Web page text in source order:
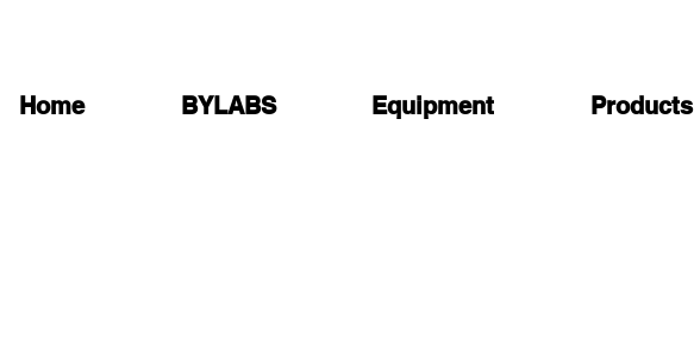
Home BYLABS Equipment Products